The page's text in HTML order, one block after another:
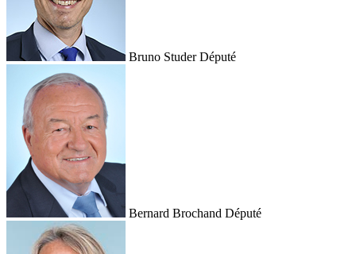
Bruno Studer Député
Bernard Brochand Député